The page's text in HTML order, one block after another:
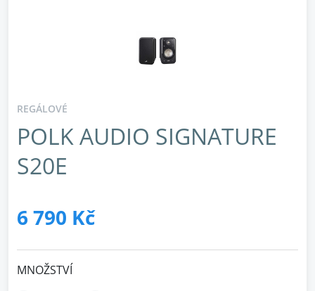
REGÁLOVÉ
POLK AUDIO SIGNATURE
S20E
6 790 Kč
MNOŽSTVÍ